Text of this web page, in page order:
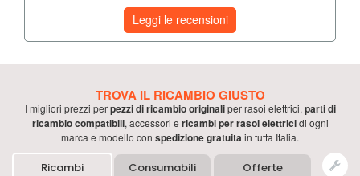
Leggi le recensioni
TROVA IL RICAMBIO GIUSTO
I migliori prezzi perpezzi di ricambio originaliperrasoi elettrici, parti di
ricambio compatibili, accessori e ricambi perrasoi elettricidi ogni
marca e modello con spedizione gratuitain tutta Italia.
Ricambi Consumabili Offerte